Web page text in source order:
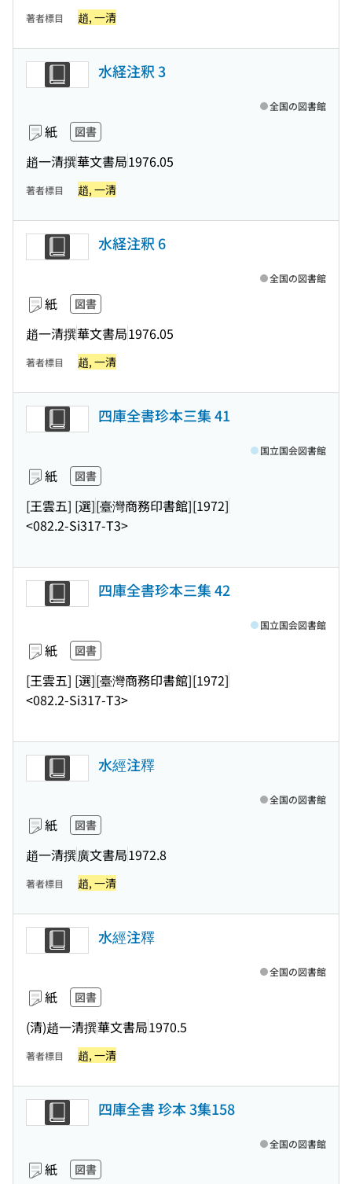
著者標目 趙, 一清
水経注釈 3
紙 図書
趙一清撰華文書局1976.05
全国の図書館
著者標目 趙, 一清
水経注釈 6
紙 図書
趙一清撰華文書局1976.05
全国の図書館
著者標目 趙, 一清
四庫全書珍本三集 41
紙 図書
[王雲五] [選][臺灣商務印書館][1972]
<082.2-Si317-T3>
国立国会図書館
四庫全書珍本三集 42
紙 図書
[王雲五] [選][臺灣商務印書館][1972]
<082.2-Si317-T3>
国立国会図書館
水經注釋
紙 図書
趙一清撰廣文書局1972.8
全国の図書館
著者標目 趙, 一清
水經注釋
紙 図書
(清)趙一清撰華文書局1970.5
全国の図書館
著者標目 趙, 一清
四庫全書 珍本 3集158
紙 図書
全国の図書館